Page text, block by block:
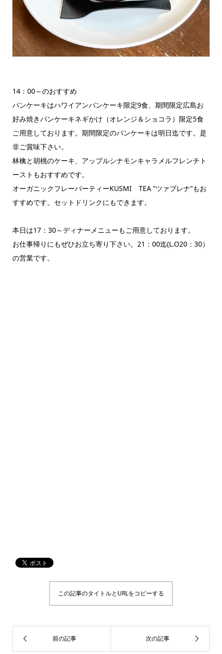
14：00～のおすすめ
パンケーキはハワイアンパンケーキ限定9食、期間限定広島お
好み焼きパンケーキネギかけ（オレンジ＆ショコラ）限定5食
ご用意しております。期間限定のパンケーキは明日迄です。是
非ご賞味下さい。
林檎と胡桃のケーキ、アップルシナモンキャラメルフレンチト
ーストもおすすめです。
オーガニックフレーバーティーKUSMI TEA ”ツァブレナ”もお
すすめです。セットドリンクにもできます。
本日は17：30～ディナーメニューもご用意しております。
お仕事帰りにもぜひお立ち寄り下さい。21：00迄(L.O20：30）
の営業です。
この記事のタイトルとURLをコピーする